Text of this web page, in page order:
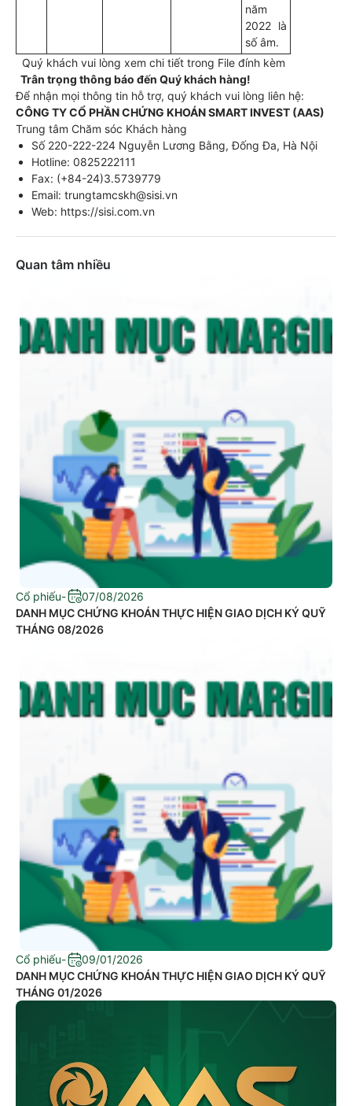
năm
2022 là
số âm.
Quý khách vui lòng xem chi tiết trong File đính kèm
Trân trọng thông báo đến Quý khách hàng!
Để nhận mọi thông tin hỗ trợ, quý khách vui lòng liên hệ:
CÔNG TY CỔ PHẦN CHỨNG KHOÁN SMART INVEST (AAS)
Trung tâm Chăm sóc Khách hàng
Số 220-222-224 Nguyễn Lương Bằng, Đống Đa, Hà Nội
Hotline: 0825222111
Fax: (+84-24)3.5739779
Email: trungtamcskh@sisi.vn
Web: https://sisi.com.vn
Quan tâm nhiều
Cổ phiếu-
07/08/2026
DANH MỤC CHỨNG KHOÁN THỰC HIỆN GIAO DỊCH KÝ QUỸ
THÁNG 08/2026
Cổ phiếu-
09/01/2026
DANH MỤC CHỨNG KHOÁN THỰC HIỆN GIAO DỊCH KÝ QUỸ
THÁNG 01/2026